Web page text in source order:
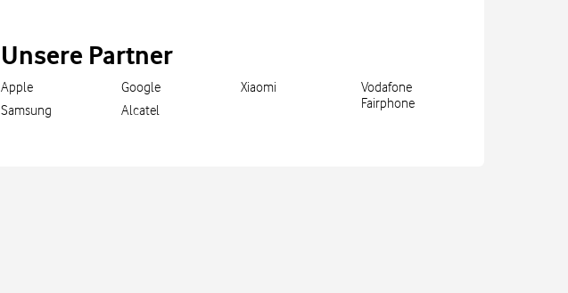
Unsere Partner
Apple
Samsung
Google
Alcatel
Xiaomi
Vodafone
Fairphone